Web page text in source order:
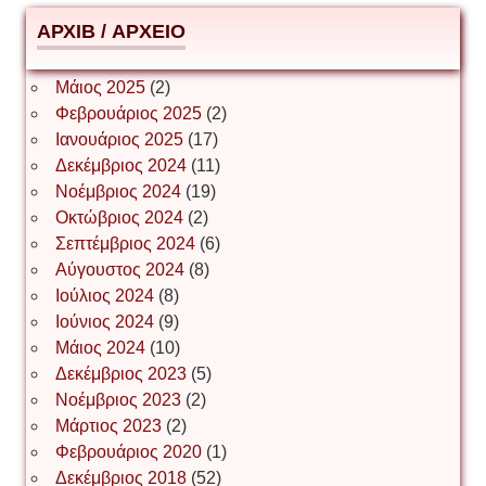
ΕΥΑΓΓΕΛΟΣ ΜΩΚΟΣ
Ιωάννης Σ. Παπαφλωράτος
ΝΙΚΟΣ ΓΑΤΟΣ
Νίκος Λυγερός
Іван Буртик
Іван Наконечний
АРХІВ / ΑΡΧΕΙΟ
Μάιος 2025(2)
Φεβρουάριος 2025(2)
Ιανουάριος 2025(17)
Δεκέμβριος 2024(11)
Νοέμβριος 2024(19)
Οκτώβριος 2024(2)
Σεπτέμβριος 2024(6)
Αύγουστος 2024(8)
Ιούλιος 2024(8)
Ιούνιος 2024(9)
Μάιος 2024(10)
Δεκέμβριος 2023(5)
Νοέμβριος 2023(2)
Μάρτιος 2023(2)
Φεβρουάριος 2020(1)
Δεκέμβριος 2018(52)